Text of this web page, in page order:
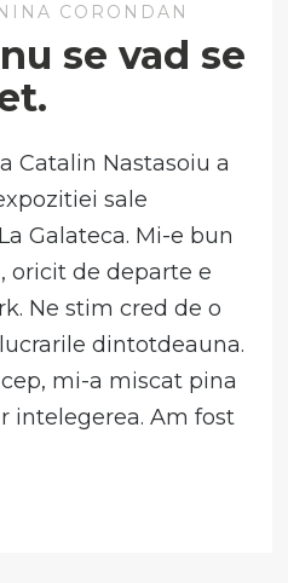
CORONDAN
se vad se
Catalin Nastasoiu a
sale
Galateca. Mi-e bun
oricit de departe e
Ne stim cred de o
dintotdeauna.
mi-a miscat pina
intelegerea. Am fost